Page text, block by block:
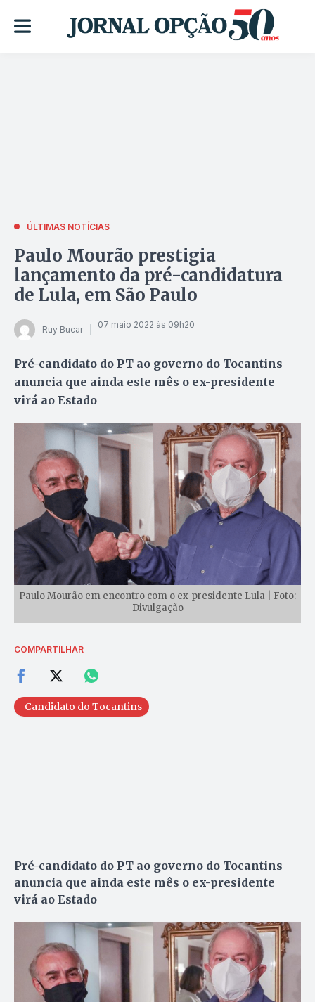
ÚLTIMAS NOTÍCIAS
Paulo Mourão prestigia
lançamento da pré-candidatura
de Lula, em São Paulo
Ruy Bucar 07 maio 2022 às 09h20
Pré-candidato do PT ao governo do Tocantins
anuncia que ainda este mês o ex-presidente
virá ao Estado
Paulo Mourão em encontro com o ex-presidente Lula | Foto:
Divulgação
COMPARTILHAR
Candidato do Tocantins
Pré-candidato do PT ao governo do Tocantins
anuncia que ainda este mês o ex-presidente
virá ao Estado